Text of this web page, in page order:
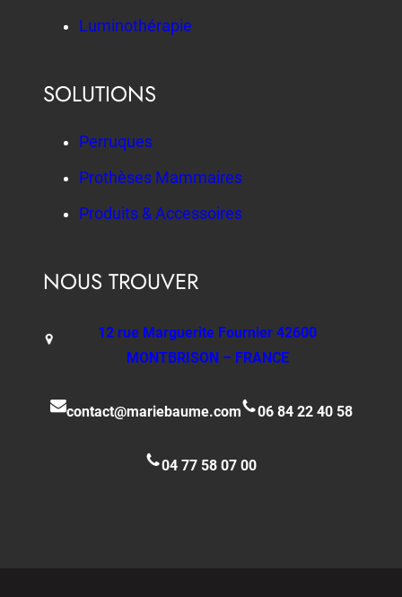
Luminothérapie
SOLUTIONS
Perruques
Prothèses Mammaires
Produits & Accessoires
NOUS TROUVER
12 rue Marguerite Fournier 42600
MONTBRISON – FRANCE
contact@mariebaume.com 06 84 22 40 58
04 77 58 07 00